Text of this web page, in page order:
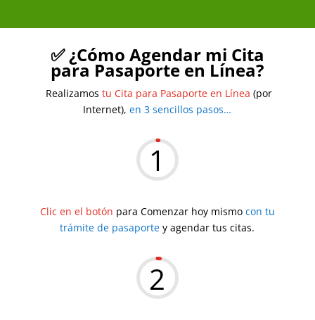
✅ ¿Cómo Agendar mi Cita
para Pasaporte en Línea?
Realizamos tu Cita para Pasaporte en Línea (por
Internet),en 3 sencillos pasos…
1
Clic en el botón para Comenzar hoy mismo con tu
trámite de pasaporte y agendar tus citas.
2